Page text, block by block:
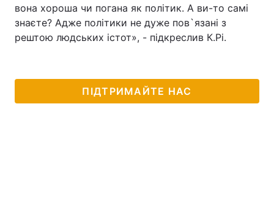
вона хороша чи погана як політик. А ви-то самі
знаєте? Адже політики не дуже пов`язані з
рештою людських істот», - підкреслив К.Рі.
ПІДТРИМАЙТЕ НАС